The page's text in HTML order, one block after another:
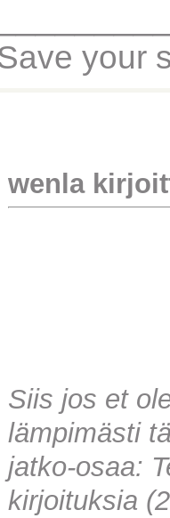
your
wenla
Siis jos et
lämpimästi
jatko-osaa:
kirjoituksia